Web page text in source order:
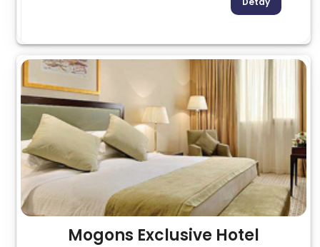
Mogons Exclusive Hotel